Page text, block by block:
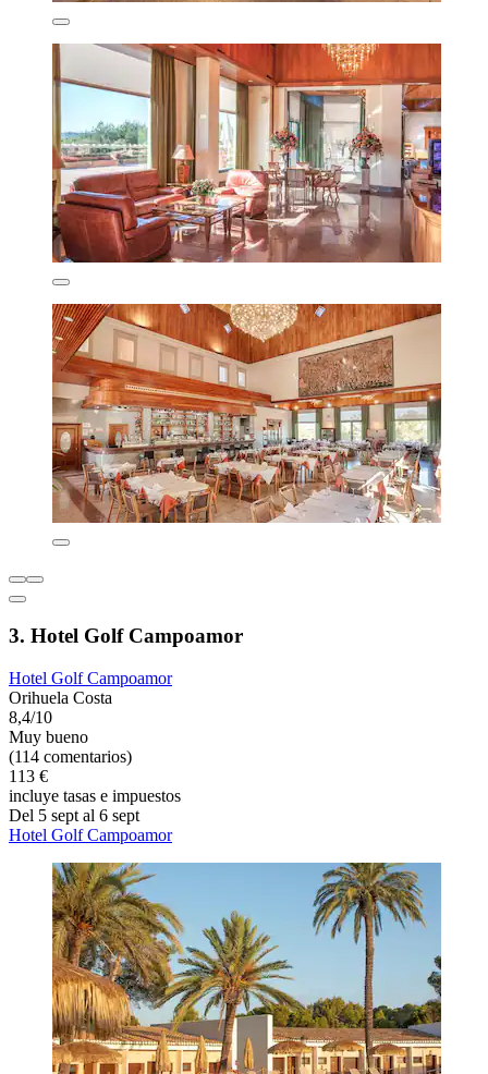
3. Hotel Golf Campoamor
Hotel Golf Campoamor
Orihuela Costa
8,4/10
Muy bueno
(114 comentarios)
113 €
incluye tasas e impuestos
Del 5 sept al 6 sept
Hotel Golf Campoamor